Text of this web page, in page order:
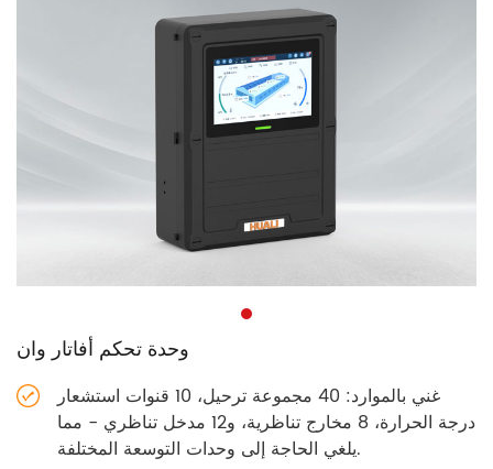
وحدة تحكم أفاتار وان
غني بالموارد: 40 مجموعة ترحيل، 10 قنوات استشعار
درجة الحرارة، 8 مخارج تناظرية، و12 مدخل تناظري - مما
يلغي الحاجة إلى وحدات التوسعة المختلفة.